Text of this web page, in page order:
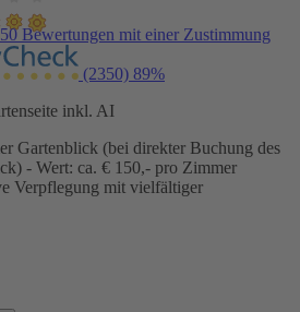
Bewertungen mit einer Zustimmung
(2350) 89%
inkl. AI
Gartenblick (bei direkter Buchung des
- Wert: ca. € 150,- pro Zimmer
Verpflegung mit vielfältiger